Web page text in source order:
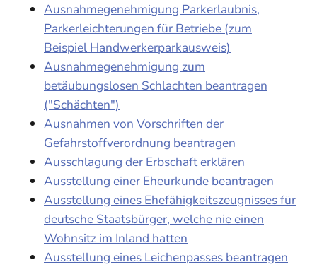
Ausnahmegenehmigung Parkerlaubnis,
Parkerleichterungen für Betriebe (zum
Beispiel Handwerkerparkausweis)
Ausnahmegenehmigung zum
betäubungslosen Schlachten beantragen
("Schächten")
Ausnahmen von Vorschriften der
Gefahrstoffverordnung beantragen
Ausschlagung der Erbschaft erklären
Ausstellung einer Eheurkunde beantragen
Ausstellung eines Ehefähigkeitszeugnisses für
deutsche Staatsbürger, welche nie einen
Wohnsitz im Inland hatten
Ausstellung eines Leichenpasses beantragen